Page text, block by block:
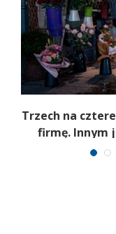
Trzech na
firmę. Innym